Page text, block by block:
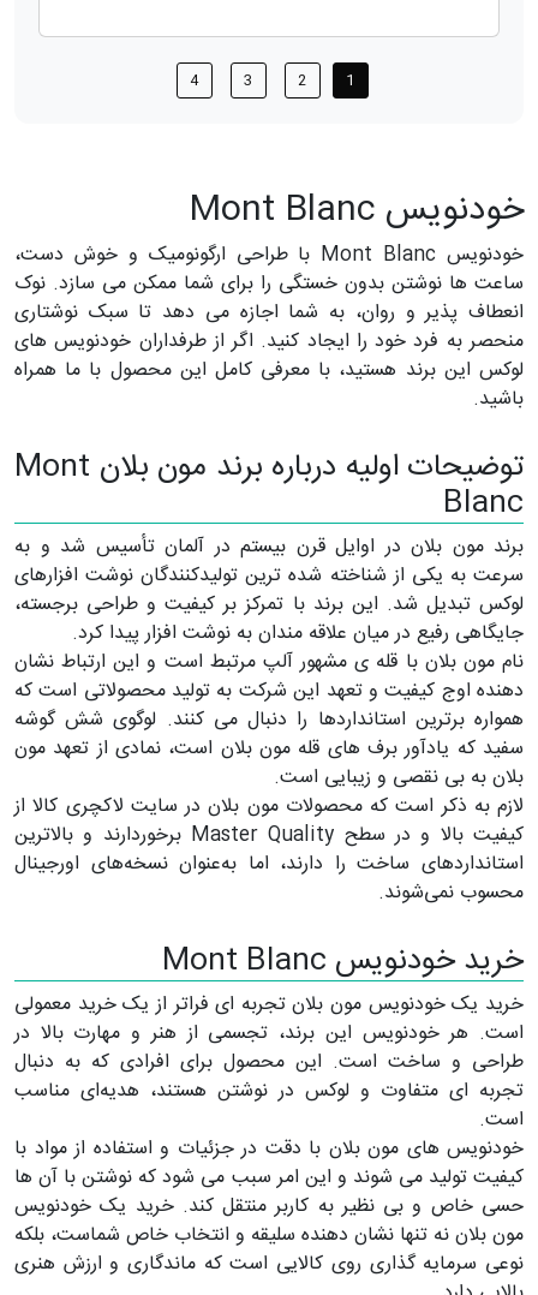
1
2
3
4
خودنویس Mont Blanc
خودنویس Mont Blanc با طراحی ارگونومیک و خوش دست،
ساعت ها نوشتن بدون خستگی را برای شما ممکن می سازد. نوک
انعطاف پذیر و روان، به شما اجازه می دهد تا سبک نوشتاری
منحصر به فرد خود را ایجاد کنید. اگر از طرفداران خودنویس های
لوکس این برند هستید، با معرفی کامل این محصول با ما همراه
باشید.
توضیحات اولیه درباره برند مون بلان Mont
Blanc
برند مون بلان در اوایل قرن بیستم در آلمان تأسیس شد و به
سرعت به یکی از شناخته شده ترین تولیدکنندگان نوشت افزارهای
لوکس تبدیل شد. این برند با تمرکز بر کیفیت و طراحی برجسته،
جایگاهی رفیع در میان علاقه مندان به نوشت افزار پیدا کرد.
نام مون بلان با قله ی مشهور آلپ مرتبط است و این ارتباط نشان
دهنده اوج کیفیت و تعهد این شرکت به تولید محصولاتی است که
همواره برترین استانداردها را دنبال می کنند. لوگوی شش گوشه
سفید که یادآور برف های قله مون بلان است، نمادی از تعهد مون
بلان به بی نقصی و زیبایی است.
لازم به ذکر است که محصولات مون بلان در سایت لاکچری کالا از
کیفیت بالا و در سطح Master Quality برخوردارند و بالاترین
استانداردهای ساخت را دارند، اما به‌عنوان نسخه‌های اورجینال
محسوب نمی‌شوند.
خرید خودنویس Mont Blanc
خرید یک خودنویس مون بلان تجربه ای فراتر از یک خرید معمولی
است. هر خودنویس این برند، تجسمی از هنر و مهارت بالا در
طراحی و ساخت است. این محصول برای افرادی که به دنبال
تجربه ای متفاوت و لوکس در نوشتن هستند، هدیه‌ای مناسب
است.
خودنویس های مون بلان با دقت در جزئیات و استفاده از مواد با
کیفیت تولید می شوند و این امر سبب می شود که نوشتن با آن ها
حسی خاص و بی نظیر به کاربر منتقل کند. خرید یک خودنویس
مون بلان نه تنها نشان دهنده سلیقه و انتخاب خاص شماست، بلکه
نوعی سرمایه گذاری روی کالایی است که ماندگاری و ارزش هنری